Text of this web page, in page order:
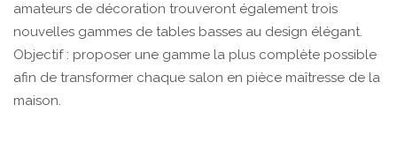
amateurs de décoration trouveront également trois
nouvelles gammes de tables basses au design élégant.
Objectif : proposer une gamme la plus complète possible
afin de transformer chaque salon en pièce maîtresse de la
maison.